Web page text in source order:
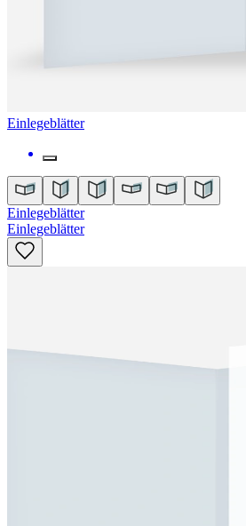
Einlegeblätter
Einlegeblätter
Einlegeblätter